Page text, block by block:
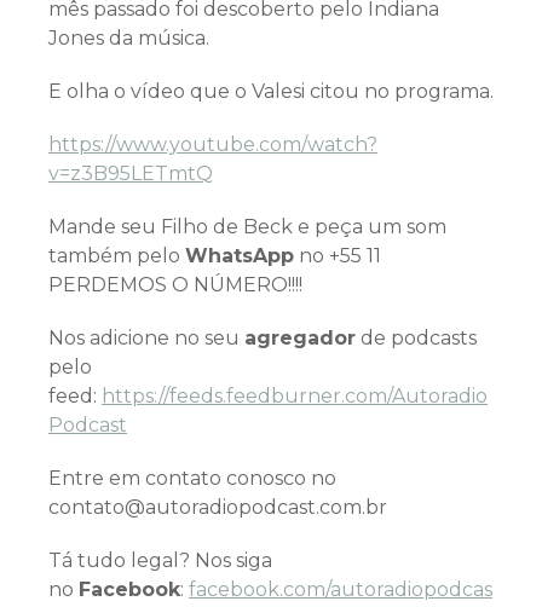
mês passado foi descoberto pelo Indiana
Jones da música.
E olha o vídeo que o Valesi citou no programa.
https://www.youtube.com/watch?
v=z3B95LETmtQ
Mande seu Filho de Beck e peça um som
também pelo WhatsApp no +55 11
PERDEMOS O NÚMERO!!!!
Nos adicione no seu agregador de podcasts
pelo
feed: https://feeds.feedburner.com/Autoradio
Podcast
Entre em contato conosco no
contato@autoradiopodcast.com.br
Tá tudo legal? Nos siga
no Facebook: facebook.com/autoradiopodcas